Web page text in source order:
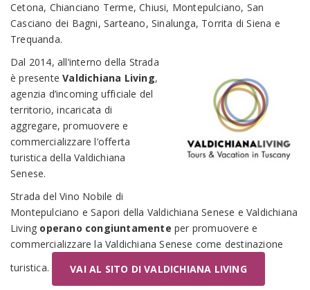
Cetona, Chianciano Terme, Chiusi, Montepulciano, San
Casciano dei Bagni, Sarteano, Sinalunga, Torrita di Siena e
Trequanda.
Dal 2014, all’interno della Strada
è presenteValdichiana Living,
agenzia d’incoming ufficiale del
territorio, incaricata di
aggregare, promuovere e
commercializzare l’offerta
turistica della Valdichiana
Senese.
Strada del Vino Nobile di
Montepulciano e Sapori della Valdichiana Senese e Valdichiana
Living operano congiuntamente per promuovere e
commercializzare la Valdichiana Senese come destinazione
turistica.
VAI AL SITO DI VALDICHIANA LIVING